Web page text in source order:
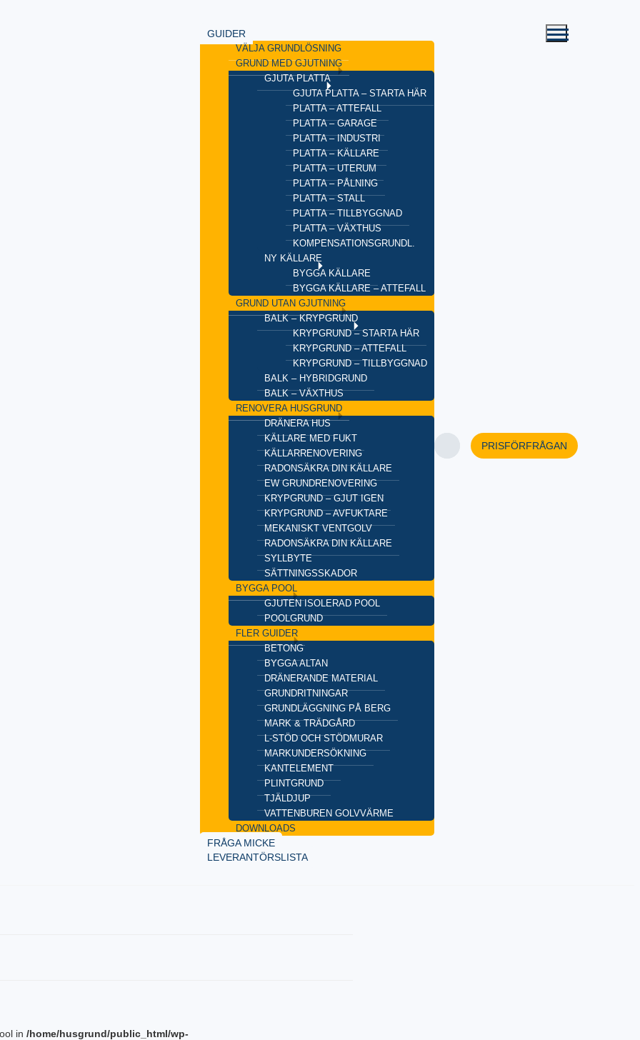
GUIDER
VÄLJA GRUNDLÖSNING
GRUND MED GJUTNING
GJUTA PLATTA
GJUTA PLATTA – STARTA HÄR
PLATTA – ATTEFALL
PLATTA – GARAGE
PLATTA – INDUSTRI
PLATTA – KÄLLARE
PLATTA – UTERUM
PLATTA – PÅLNING
PLATTA – STALL
PLATTA – TILLBYGGNAD
PLATTA – VÄXTHUS
KOMPENSATIONSGRUNDL.
NY KÄLLARE
BYGGA KÄLLARE
BYGGA KÄLLARE – ATTEFALL
GRUND UTAN GJUTNING
BALK – KRYPGRUND
KRYPGRUND – STARTA HÄR
KRYPGRUND – ATTEFALL
KRYPGRUND – TILLBYGGNAD
BALK – HYBRIDGRUND
BALK – VÄXTHUS
RENOVERA HUSGRUND
DRÄNERA HUS
KÄLLARE MED FUKT
KÄLLARRENOVERING
RADONSÄKRA DIN KÄLLARE
EW GRUNDRENOVERING
KRYPGRUND – GJUT IGEN
KRYPGRUND – AVFUKTARE
MEKANISKT VENTGOLV
RADONSÄKRA DIN KÄLLARE
SYLLBYTE
SÄTTNINGSSKADOR
BYGGA POOL
GJUTEN ISOLERAD POOL
POOLGRUND
FLER GUIDER
BETONG
BYGGA ALTAN
DRÄNERANDE MATERIAL
GRUNDRITNINGAR
GRUNDLÄGGNING PÅ BERG
MARK & TRÄDGÅRD
L-STÖD OCH STÖDMURAR
MARKUNDERSÖKNING
KANTELEMENT
PLINTGRUND
TJÄLDJUP
VATTENBUREN GOLVVÄRME
DOWNLOADS
FRÅGA MICKE
LEVERANTÖRSLISTA
PRISFÖRFRÅGAN
in /home/husgrund/public_html/wp-